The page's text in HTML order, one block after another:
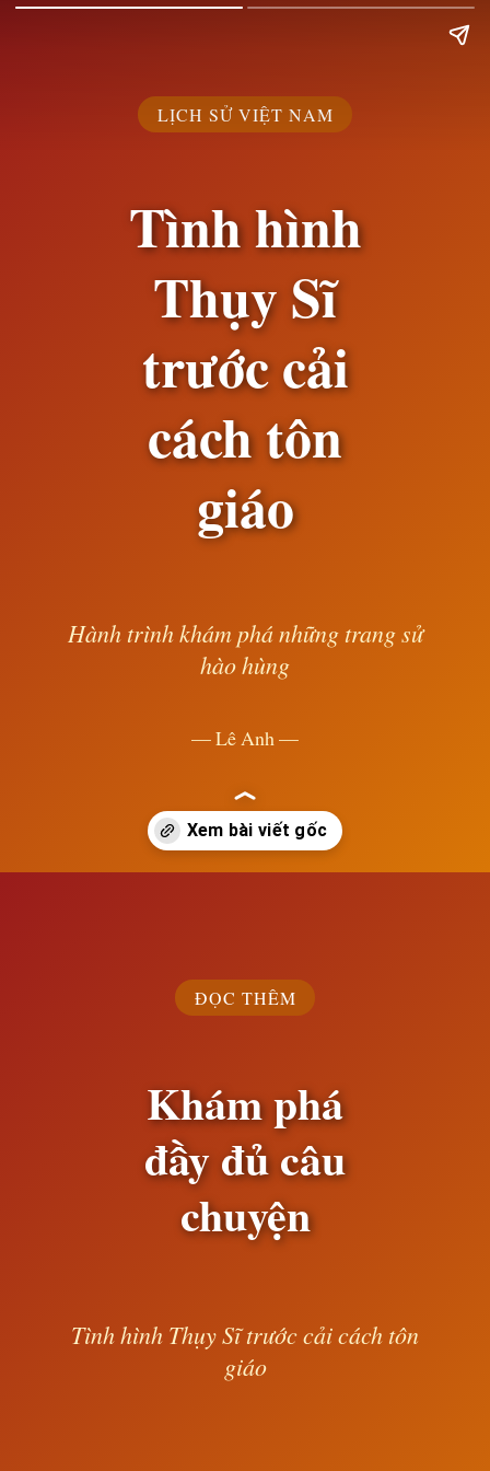
LỊCH SỬ VIỆT NAM
Tình hình
Thụy Sĩ
trước cải
cách tôn
giáo
Hành trình khám phá những trang sử
hào hùng
— Lê Anh —
ĐỌC THÊM
Khám phá
đầy đủ câu
chuyện
Tình hình Thụy Sĩ trước cải cách tôn
giáo